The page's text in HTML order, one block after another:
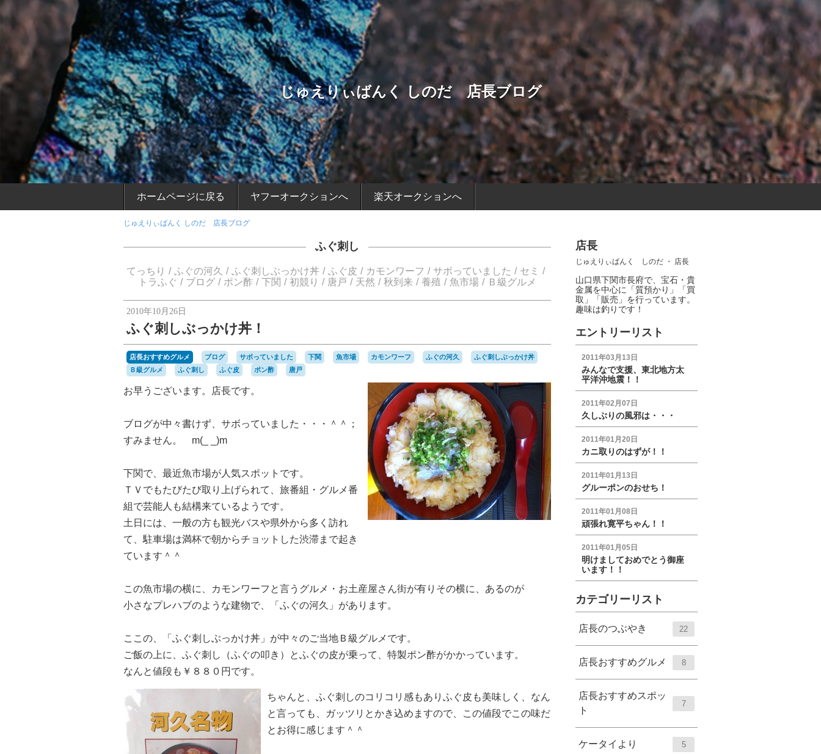
じゅえりぃばんく しのだ 店長ブログ
ホームページに戻る ヤフーオークションへ 楽天オークションへ
じゅえりぃばんく しのだ 店長ブログ
ふぐ刺し
てっちり ふぐの河久 ふぐ刺しぶっかけ丼 ふぐ皮 カモンワーフ サボっていました
セミ
トラふぐ
ブログ ポン酢 下関 初競り 唐戸 天然 秋到来 養殖 魚市場 Ｂ級グルメ
2010年10月26日
ふぐ刺しぶっかけ丼！
店長おすすめグルメ ブログ サボっていました 下関 魚市場 カモンワーフ ふぐの河久
ふぐ刺しぶっかけ丼
Ｂ級グルメ
ふぐ刺し ふぐ皮 ポン酢 唐戸
お早うございます。店長です。
ブログが中々書けず、サボっていました・・・＾＾；
すみません。 m(_ _)m
下関で、最近魚市場が人気スポットです。
ＴＶでもたびたび取り上げられて、旅番組・グルメ番
組で芸能人も結構来ているようです。
土日には、一般の方も観光バスや県外から多く訪れ
て、駐車場は満杯で朝からチョットした渋滞まで起き
ています＾＾
この魚市場の横に、カモンワーフと言うグルメ・お土産屋さん街が有りその横に、あるのが
小さなプレハブのような建物で、「ふぐの河久」があります。
ここの、「ふぐ刺しぶっかけ丼」が中々のご当地Ｂ級グルメです。
ご飯の上に、ふぐ刺し（ふぐの叩き）とふぐの皮が乗って、特製ポン酢がかかっています。
なんと値段も￥８８０円です。
ちゃんと、ふぐ刺しのコリコリ感もありふぐ皮も美味しく、なん
と言っても、ガッツリとかき込めますので、この値段でこの味だ
とお得に感じます＾＾
店長
じゅえりぃばんく しのだ ・ 店長
山口県下関市長府で、宝石・貴
金属を中心に「質預かり」「買
取」「販売」を行っています。
趣味は釣りです！
エントリーリスト
2011年03月13日
みんなで支援、東北地方太
平洋沖地震！！
2011年02月07日
久しぶりの風邪は・・・
2011年01月20日
カニ取りのはずが！！
2011年01月13日
グルーポンのおせち！
2011年01月08日
頑張れ寛平ちゃん！！
2011年01月05日
明けましておめでとう御座
います！！
カテゴリーリスト
店長のつぶやき 22
店長おすすめグルメ 8
店長おすすめスポッ
ト
7
ケータイより 5